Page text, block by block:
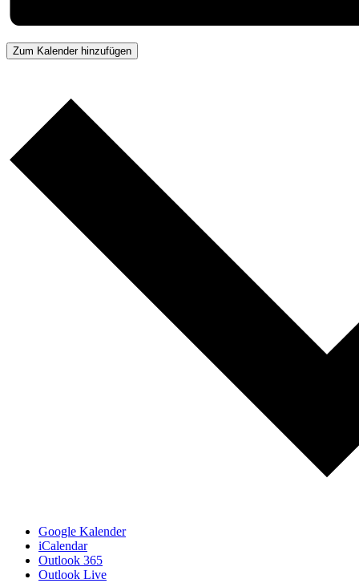
Zum Kalender hinzufügen
Google Kalender
iCalendar
Outlook 365
Outlook Live